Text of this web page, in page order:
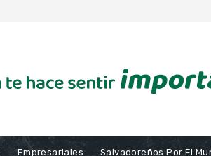
Empresariales Salvadoreños Por El